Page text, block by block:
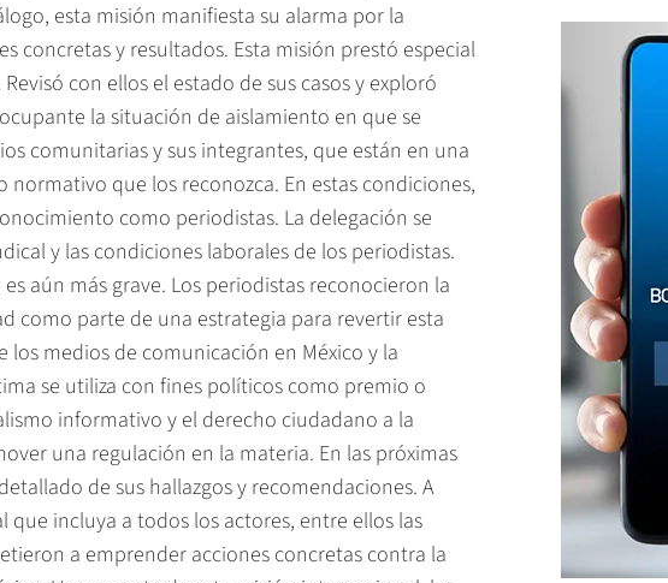
esta misión manifiesta su alarma por la
concretas y resultados. Esta misión prestó especial
con ellos el estado de sus casos y exploró
la situación de aislamiento en que se
comunitarias y sus integrantes, que están en una
que los reconozca. En estas condiciones,
como periodistas. La delegación se
y las condiciones laborales de los periodistas.
aún más grave. Los periodistas reconocieron la
como parte de una estrategia para revertir esta
medios de comunicación en México y la
se utiliza con fines políticos como premio o
informativo y el derecho ciudadano a la
una regulación en la materia. En las próximas
de sus hallazgos y recomendaciones. A
incluya a todos los actores, entre ellos las
a emprender acciones concretas contra la